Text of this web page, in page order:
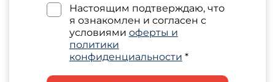
Настоящим подтверждаю, что
я ознакомлен и согласен с
условиями оферты и
политики
конфиденциальности *